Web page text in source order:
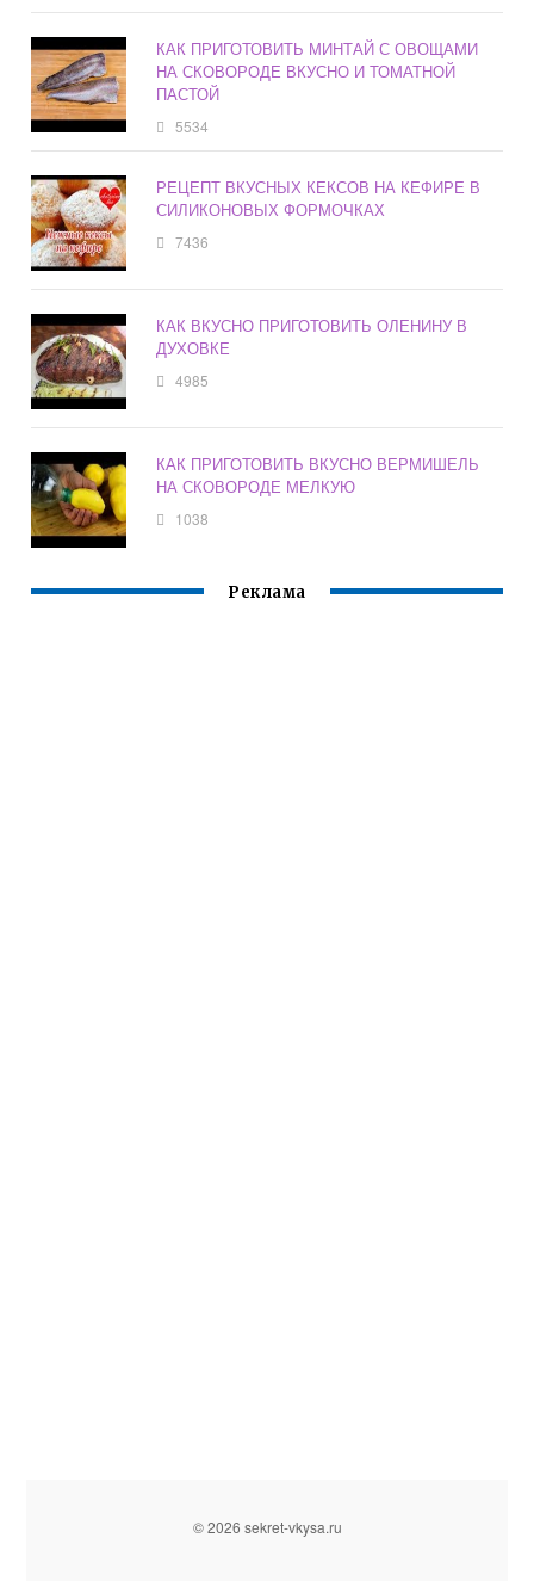
КАК ПРИГОТОВИТЬ МИНТАЙ С ОВОЩАМИ
НА СКОВОРОДЕ ВКУСНО И ТОМАТНОЙ
ПАСТОЙ
5534
РЕЦЕПТ ВКУСНЫХ КЕКСОВ НА КЕФИРЕ В
СИЛИКОНОВЫХ ФОРМОЧКАХ
7436
КАК ВКУСНО ПРИГОТОВИТЬ ОЛЕНИНУ В
ДУХОВКЕ
4985
КАК ПРИГОТОВИТЬ ВКУСНО ВЕРМИШЕЛЬ
НА СКОВОРОДЕ МЕЛКУЮ
1038
Реклама
© 2026 sekret-vkysa.ru